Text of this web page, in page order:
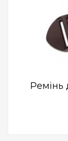
Ремінь
out